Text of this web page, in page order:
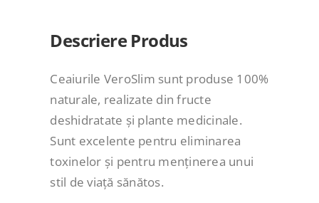
Descriere Produs
Ceaiurile VeroSlim sunt produse 100%
naturale, realizate din fructe
deshidratate și plante medicinale.
Sunt excelente pentru eliminarea
toxinelor și pentru menținerea unui
stil de viață sănătos.